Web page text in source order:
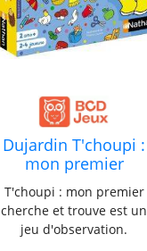
Dujardin T'choupi :
mon premier
cherche et trouve -
Nathan
T'choupi : mon premier
cherche et trouve est un
jeu d'observation.